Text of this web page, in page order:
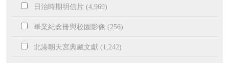
日治時期明信片 (4,969)
畢業紀念冊與校園影像 (256)
北港朝天宮典藏文獻 (1,242)